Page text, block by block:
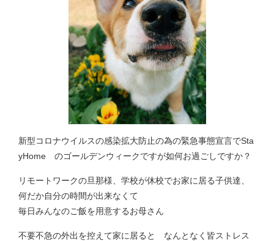
新型コロナウイルスの感染拡大防止の為の緊急事態宣言でSta
yHome のゴールデンウィークですが如何お過ごしですか？
リモートワークの旦那様、学校が休校でお家に居る子供達、
何だか自分の時間が出来なくて
毎日みんなのご飯を用意するお母さん
不要不急の外出を控えて家に居ると なんとなく皆ストレス